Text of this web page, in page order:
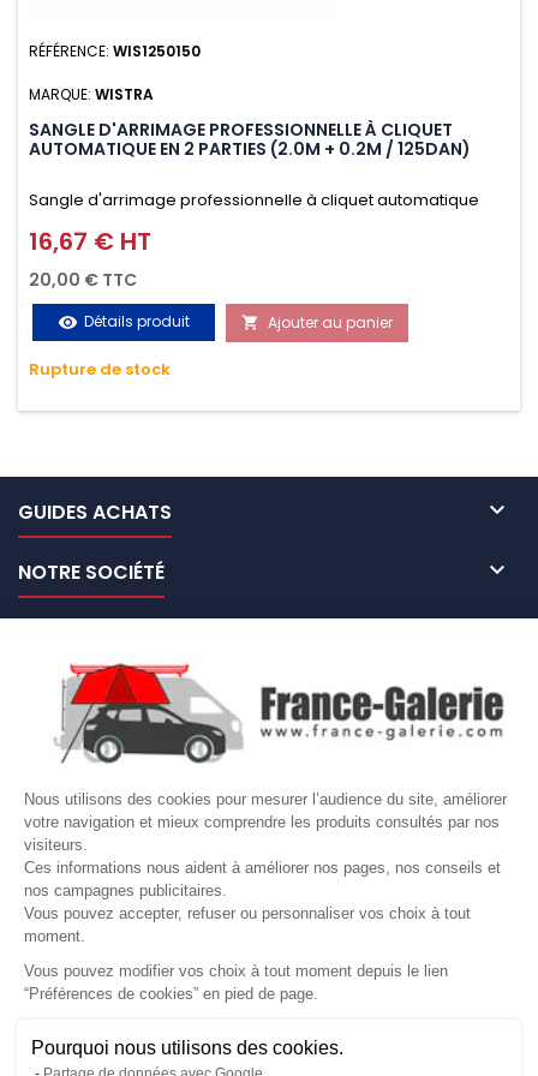
Nous utilisons des cookies pour mesurer l’audience du site, améliorer
votre navigation et mieux comprendre les produits consultés par nos
visiteurs.
Ces informations nous aident à améliorer nos pages, nos conseils et
nos campagnes publicitaires.
Vous pouvez accepter, refuser ou personnaliser vos choix à tout
moment.
Vous pouvez modifier vos choix à tout moment depuis le lien
“Préférences de cookies” en pied de page.
Pourquoi nous utilisons des cookies.
Gérer mes cookies
RÉFÉRENCE: WIS1250150
MARQUE: WISTRA
SANGLE D'ARRIMAGE PROFESSIONNELLE À CLIQUET
AUTOMATIQUE EN 2 PARTIES (2.0M + 0.2M / 125DAN)
Sangle d'arrimage professionnelle à cliquet automatique
avec crochet S en 2 parties (2.0M + 0.2M / 125daN), simple et
rapide d'utilisation. Permet d'arrimer et de sécuriser
vos chargements pendant le transport. Matière polyester
très résistante aux UV et aux variations de températures,
n'absorbe pas l'eau.
Prix
16,67 € HT
20,00 € TTC
visibility Détails produit  Ajouter au panier
Rupture de stock
GUIDES ACHATS 
NOTRE SOCIÉTÉ 
VOTRE COMPTE 
Site protégé par reCAPTCHA.
LETTRE D'INFORMATIONS
© Copyright 2026 France Galerie. Tous droits reservés.